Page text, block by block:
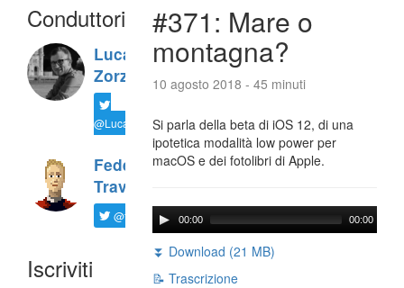
Conduttori
Luca
Zorzi
@LucaTNT
Federico
Travaini
@ftrava
Iscriviti
#371: Mare o
montagna?
10 agosto 2018 - 45 minuti
Si parla della beta di iOS 12, di una
ipotetica modalità low power per
macOS e dei fotolibri di Apple.
00:00 00:00
⏬ Download (21 MB)
📝 Trascrizione